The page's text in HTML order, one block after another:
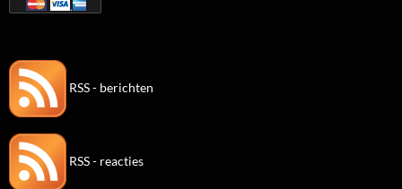
RSS - berichten
RSS - reacties